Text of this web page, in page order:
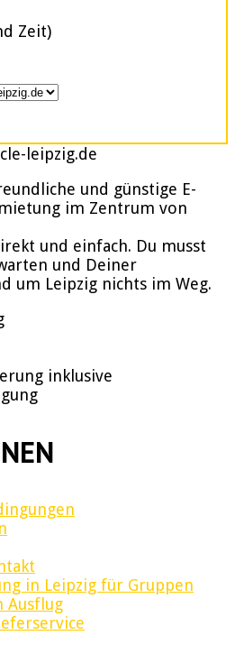
Zeit)
und günstige E-
im Zentrum von
und einfach. Du musst
und Deiner
um Leipzig nichts im Weg.
inklusive
in Leipzig für Gruppen
Ausflug